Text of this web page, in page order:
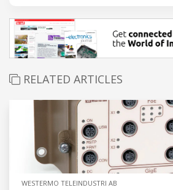
RELATED ARTICLES
WESTERMO TELEINDUSTRI AB